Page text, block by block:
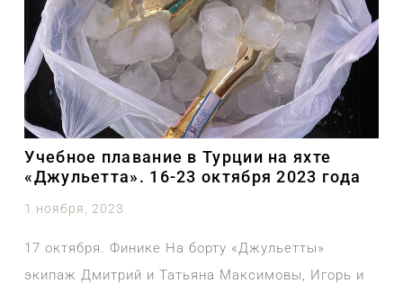
Учебное плавание в Турции на яхте
«Джульетта». 16-23 октября 2023 года
1 ноября, 2023
17 октября. Финике На борту «Джульетты»
экипаж Дмитрий и Татьяна Максимовы, Игорь и